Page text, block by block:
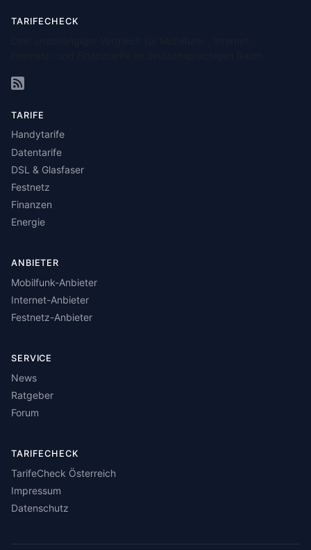
TARIFECHECK
TARIFE
Handytarife
Datentarife
DSL & Glasfaser
Festnetz
Finanzen
Energie
ANBIETER
Mobilfunk-Anbieter
Internet-Anbieter
Festnetz-Anbieter
SERVICE
News
Ratgeber
Forum
TARIFECHECK
TarifeCheck Österreich
Impressum
Datenschutz